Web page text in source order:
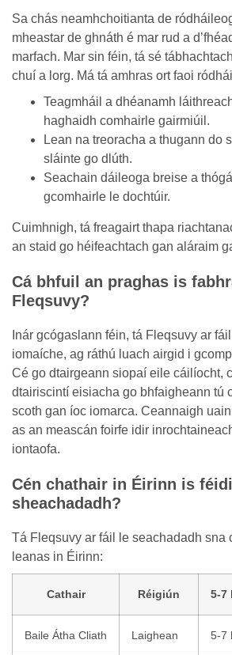
Sa chás neamhchoitianta de
mheastar de ghnáth é mar rud a
marfach. Mar sin féin, tá sé
chuí a lorg. Má tá amhras ort faoi
Teagmháil a dhéanamh
haghaidh comhairle gairmiúil.
Lean na treoracha a thugann do
sláinte go dlúth.
Seachain dáileoga breise a
gcomhairle le dochtúir.
Cuimhnigh, tá freagairt thapa
an staid go héifeachtach gan aláraim
Cá bhfuil an praghas is
Fleqsuvy?
Inár gcógaslann féin, tá Fleqsuvy ar
iomaíche, ag ráthú luach airgid i
Cé go dtairgeann siopaí eile cáilíocht,
dtairiscintí eisiacha go bhfaigheann tú
scoth gan íoc iomarca. Ceannaigh
as an meascán foirfe idir
iontaofa.
Cén chathair in Éirinn is
sheachadadh?
Tá Fleqsuvy ar fáil le seachadadh sna
leanas in Éirinn:
Cathair Réigiún 5-7
Baile Átha Cliath Laighean 5-7